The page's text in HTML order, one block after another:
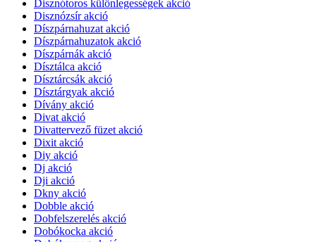
Disznótoros különlegességek akció
Disznózsír akció
Díszpárnahuzat akció
Díszpárnahuzatok akció
Díszpárnák akció
Dísztálca akció
Dísztárcsák akció
Dísztárgyak akció
Dívány akció
Divat akció
Divattervező füzet akció
Dixit akció
Diy akció
Dj akció
Dji akció
Dkny akció
Dobble akció
Dobfelszerelés akció
Dobókocka akció